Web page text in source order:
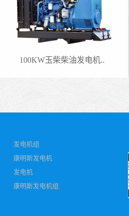
100KW玉柴柴油发电机..
发电机组
康明斯发电机
发电机
康明斯发电机组